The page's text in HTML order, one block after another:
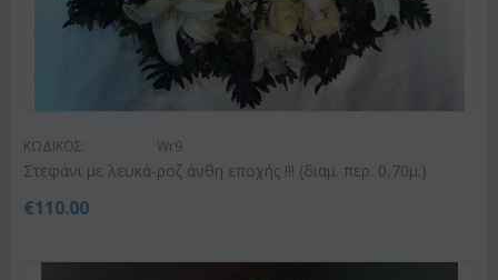
ΚΩΔΙΚΟΣ: Wr9
Στεφάνι με λευκά-ροζ άνθη εποχής !!! (διαμ. περ. 0,70μ.)
€110.00